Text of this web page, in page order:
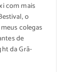
com mais
o
colegas
de
da Grã-